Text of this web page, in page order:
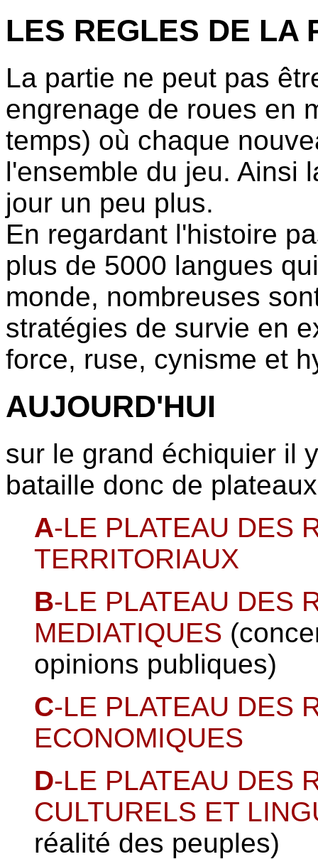
LES REGLES DE LA
La partie ne peut pas
engrenage de roues en
temps) où chaque
l'ensemble du jeu. Ainsi
jour un peu plus.
En regardant l'histoire
plus de 5000 langues
monde, nombreuses
stratégies de survie en
force, ruse, cynisme et
AUJOURD'HUI
sur le grand échiquier il
bataille donc de
A-LE PLATEAU DES
TERRITORIAUX
B-LE PLATEAU DES
MEDIATIQUES
opinions publiques)
C-LE PLATEAU DES
ECONOMIQUES
D-LE PLATEAU DES
CULTURELS ET
réalité des peuples)